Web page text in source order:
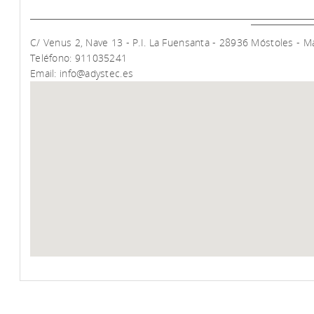
C/ Venus 2, Nave 13 - P.I. La Fuensanta - 28936 Móstoles -
Teléfono: 911035241
Email: info@adystec.es